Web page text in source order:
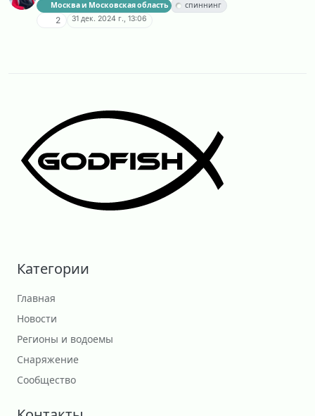
Москва и Московская область спиннинг
2 31 дек. 2024 г., 13:06
Категории
Главная
Новости
Регионы и водоемы
Снаряжение
Сообщество